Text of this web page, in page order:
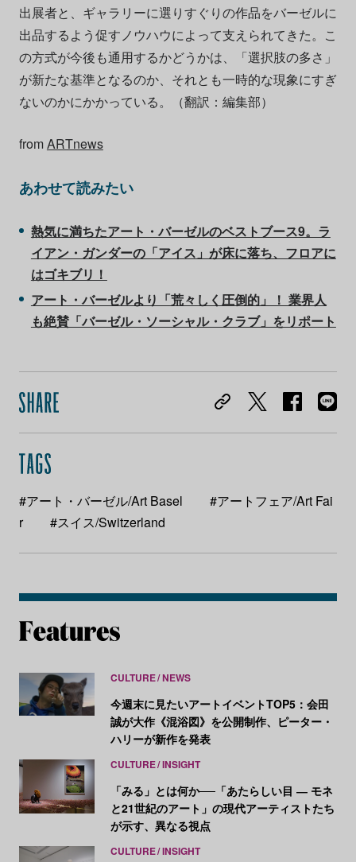
出展者と、ギャラリーに選りすぐりの作品をバーゼルに
出品するよう促すノウハウによって支えられてきた。こ
の方式が今後も通用するかどうかは、「選択肢の多さ」
が新たな基準となるのか、それとも一時的な現象にすぎ
ないのかにかかっている。（翻訳：編集部）
fromARTnews
あわせて読みたい
熱気に満ちたアート・バーゼルのベストブース9。ラ
イアン・ガンダーの「アイス」が床に落ち、フロアに
はゴキブリ！
アート・バーゼルより「荒々しく圧倒的」！ 業界人
も絶賛「バーゼル・ソーシャル・クラブ」をリポート
#アート・バーゼル/Art Basel
#アートフェア/Art Fai
r
#スイス/Switzerland
CULTURE NEWS
今週末に見たいアートイベントTOP5：会田
誠が大作《混浴図》を公開制作、ピーター・
ハリーが新作を発表
CULTURE INSIGHT
「みる」とは何か──「あたらしい目 ― モネ
と21世紀のアート」の現代アーティストたち
が示す、異なる視点
CULTURE INSIGHT